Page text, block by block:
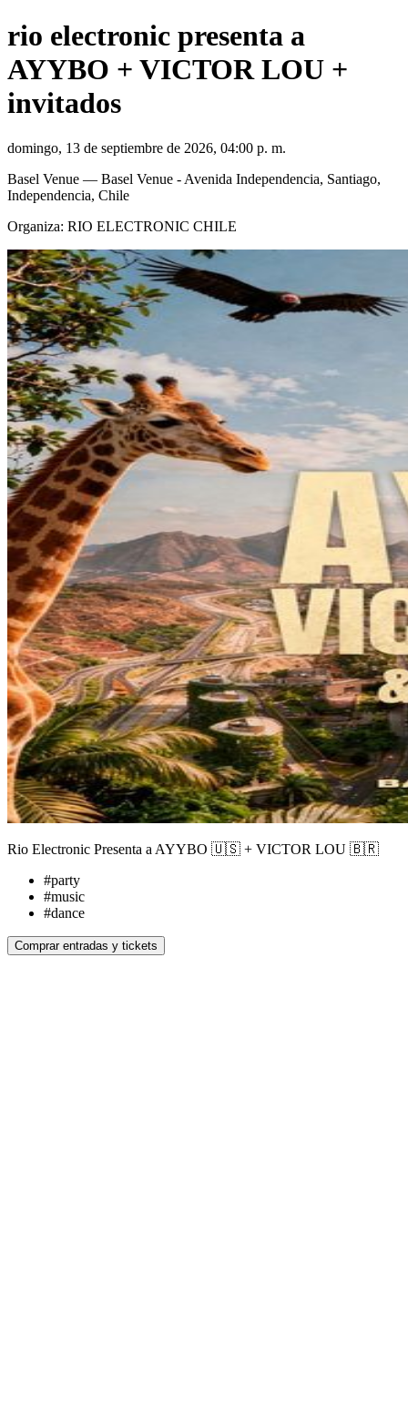
rio electronic presenta a
AYYBO + VICTOR LOU +
invitados
domingo, 13 de septiembre de 2026, 04:00 p. m.
Basel Venue — Basel Venue - Avenida Independencia, Santiago,
Independencia, Chile
Organiza: RIO ELECTRONIC CHILE
Rio Electronic Presenta a AYYBO 🇺🇸 + VICTOR LOU 🇧🇷
#party
#music
#dance
Comprar entradas y tickets